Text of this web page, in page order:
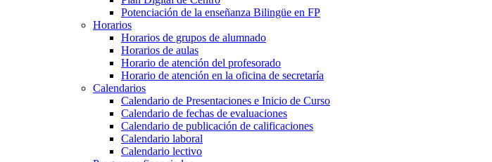
Potenciación de la enseñanza Bilingüe en FP
Horarios
Horarios de grupos de alumnado
Horarios de aulas
Horario de atención del profesorado
Horario de atención en la oficina de secretaría
Calendarios
Calendario de Presentaciones e Inicio de Curso
Calendario de fechas de evaluaciones
Calendario de publicación de calificaciones
Calendario laboral
Calendario lectivo